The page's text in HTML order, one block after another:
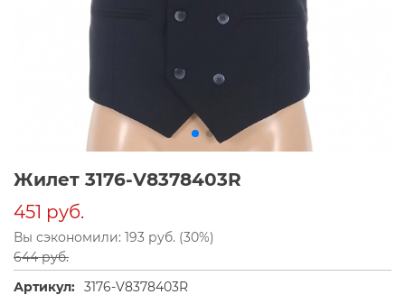
Жилет 3176-V8378403R
451 руб.
Вы сэкономили: 193 руб. (30%)
644 руб.
Артикул: 3176-V8378403R